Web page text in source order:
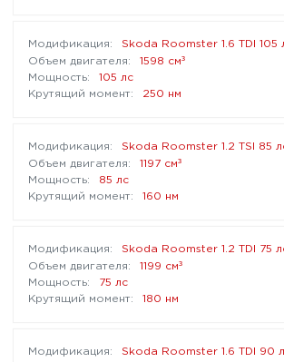
Skoda Roomster 1.6 TDI 105
1598 см³
105 лс
250 нм
Skoda Roomster 1.2 TSI 85
1197 см³
85 лс
160 нм
Skoda Roomster 1.2 TDI 75
1199 см³
75 лс
180 нм
Skoda Roomster 1.6 TDI 90